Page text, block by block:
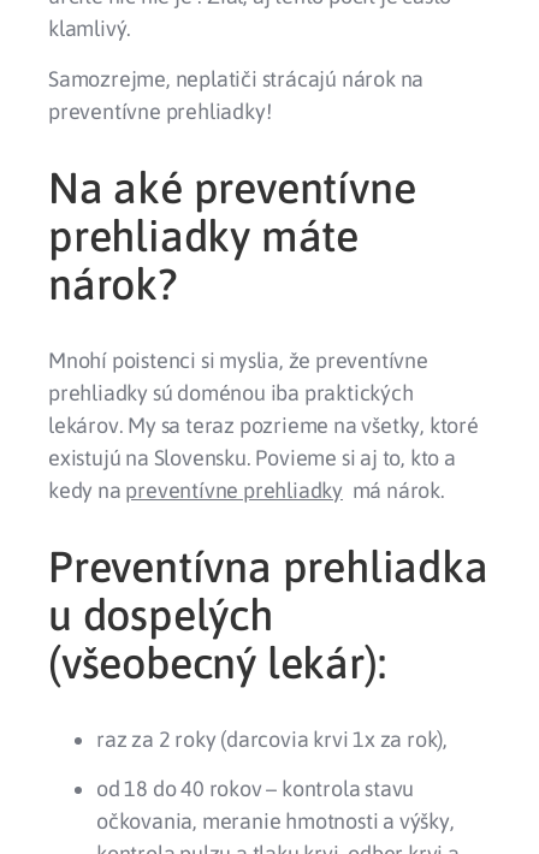
klamlivý.
Samozrejme, neplatiči strácajú nárok na
preventívne prehliadky!
Na aké preventívne
prehliadky máte
nárok?
Mnohí poistenci si myslia, že preventívne
prehliadky sú doménou iba praktických
lekárov. My sa teraz pozrieme na všetky, ktoré
existujú na Slovensku. Povieme si aj to, kto a
kedy na preventívne prehliadky má nárok.
Preventívna prehliadka
u dospelých
(všeobecný lekár):
raz za 2 roky (darcovia krvi 1x za rok),
od 18 do 40 rokov – kontrola stavu
očkovania, meranie hmotnosti a výšky,